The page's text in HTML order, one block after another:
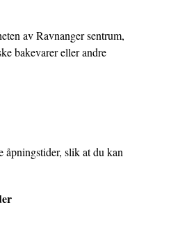
av Ravnanger sentrum,
bakevarer eller andre
slik at du kan